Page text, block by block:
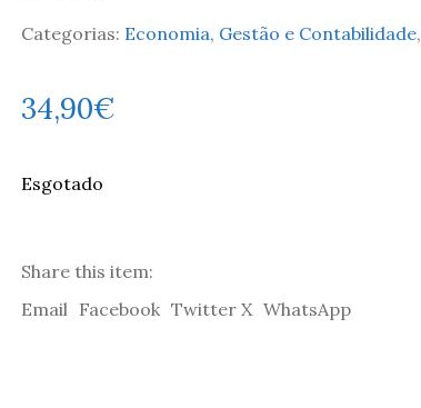
Categorias: Economia, Gestão e Contabilidade,
34,90€
Esgotado
Share this item:
Email Facebook Twitter X WhatsApp